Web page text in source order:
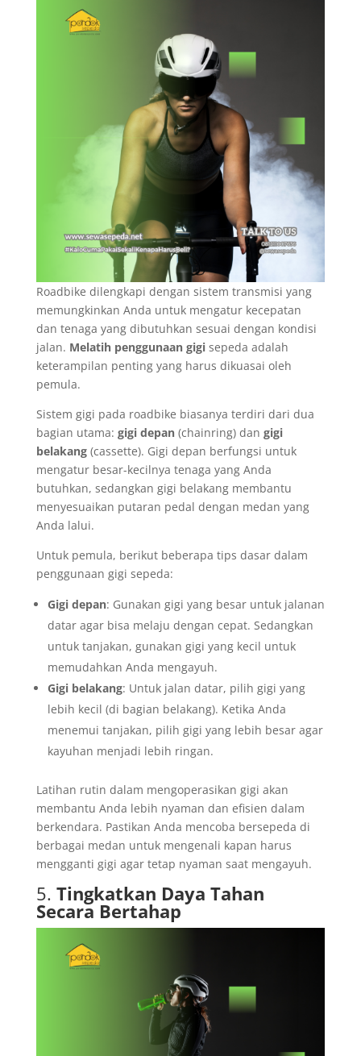
Roadbike dilengkapi dengan sistem transmisi yang
memungkinkan Anda untuk mengatur kecepatan
dan tenaga yang dibutuhkan sesuai dengan kondisi
jalan. Melatih penggunaan gigisepeda adalah
keterampilan penting yang harus dikuasai oleh
pemula.
Sistem gigi pada roadbike biasanya terdiri dari dua
bagian utama: gigi depan(chainring) dan gigi
belakang(cassette). Gigi depan berfungsi untuk
mengatur besar-kecilnya tenaga yang Anda
butuhkan, sedangkan gigi belakang membantu
menyesuaikan putaran pedal dengan medan yang
Anda lalui.
Untuk pemula, berikut beberapa tips dasar dalam
penggunaan gigi sepeda:
Gigi depan: Gunakan gigi yang besar untuk jalanan
datar agar bisa melaju dengan cepat. Sedangkan
untuk tanjakan, gunakan gigi yang kecil untuk
memudahkan Anda mengayuh.
Gigi belakang: Untuk jalan datar, pilih gigi yang
lebih kecil (di bagian belakang). Ketika Anda
menemui tanjakan, pilih gigi yang lebih besar agar
kayuhan menjadi lebih ringan.
Latihan rutin dalam mengoperasikan gigi akan
membantu Anda lebih nyaman dan efisien dalam
berkendara. Pastikan Anda mencoba bersepeda di
berbagai medan untuk mengenali kapan harus
mengganti gigi agar tetap nyaman saat mengayuh.
5. Tingkatkan Daya Tahan
Secara Bertahap